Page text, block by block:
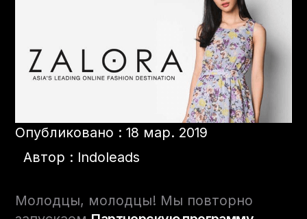
Опубликовано : 18 мар. 2019
Автор : Indoleads
Молодцы, молодцы! Мы повторно